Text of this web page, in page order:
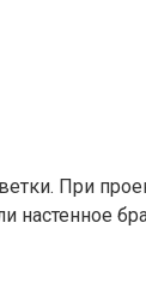
При